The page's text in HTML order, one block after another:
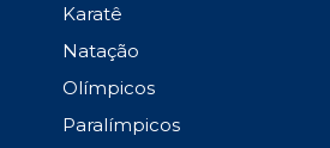
Karatê
Natação
Olímpicos
Paralímpicos